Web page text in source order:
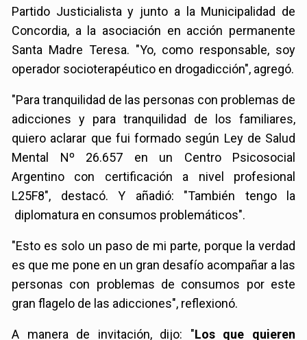
Partido Justicialista y junto a la Municipalidad de
Concordia, a la asociación en acción permanente
Santa Madre Teresa. "Yo, como responsable, soy
operador socioterapéutico en drogadicción", agregó.
"Para tranquilidad de las personas con problemas de
adicciones y para tranquilidad de los familiares,
quiero aclarar que fui formado según Ley de Salud
Mental Nº 26.657 en un Centro Psicosocial
Argentino con certificación a nivel profesional
L25F8", destacó. Y añadió: "También tengo la
diplomatura en consumos problemáticos".
"Esto es solo un paso de mi parte, porque la verdad
es que me pone en un gran desafío acompañar a las
personas con problemas de consumos por este
gran flagelo de las adicciones", reflexionó.
A manera de invitación, dijo: "Los que quieren